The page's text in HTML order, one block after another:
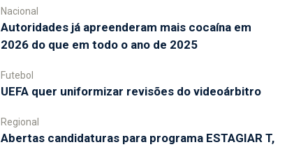
Nacional
Autoridades já apreenderam mais cocaína em
2026 do que em todo o ano de 2025
Futebol
UEFA quer uniformizar revisões do videoárbitro
Regional
Abertas candidaturas para programa ESTAGIAR T,